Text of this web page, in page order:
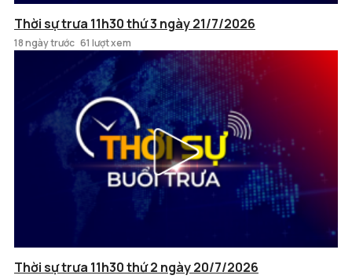
Thời sự trưa 11h30 thứ 3 ngày 21/7/2026
18 ngày trước 61 lượt xem
Thời sự trưa 11h30 thứ 2 ngày 20/7/2026